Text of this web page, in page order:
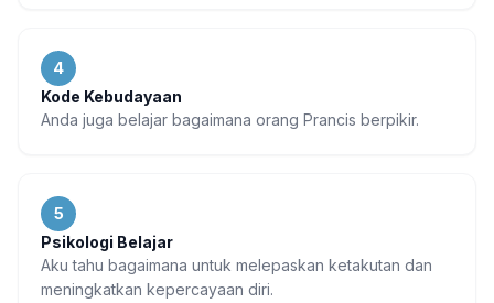
4
Kode Kebudayaan
Anda juga belajar bagaimana orang Prancis berpikir.
5
Psikologi Belajar
Aku tahu bagaimana untuk melepaskan ketakutan dan
meningkatkan kepercayaan diri.